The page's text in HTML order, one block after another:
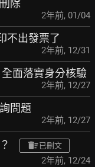
除
2年前, 01/04
不出發票了
2年前, 12/31
面落實身分核驗
2年前, 12/27
問題
2年前, 12/27
已刪文
2年前, 12/24